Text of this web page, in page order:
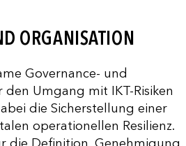
ORGANISATION
Governance- und
Umgang mit IKT-Risiken
die Sicherstellung einer
operationellen Resilienz.